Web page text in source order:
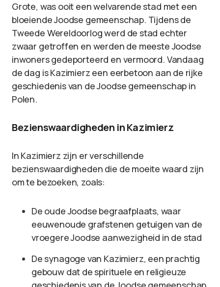
Grote, was ooit een welvarende stad met een
bloeiende Joodse gemeenschap. Tijdens de
Tweede Wereldoorlog werd de stad echter
zwaar getroffen en werden de meeste Joodse
inwoners gedeporteerd en vermoord. Vandaag
de dag is Kazimierz een eerbetoon aan de rijke
geschiedenis van de Joodse gemeenschap in
Polen.
Bezienswaardigheden in Kazimierz
In Kazimierz zijn er verschillende
bezienswaardigheden die de moeite waard zijn
om te bezoeken, zoals:
De oude Joodse begraafplaats, waar
eeuwenoude grafstenen getuigen van de
vroegere Joodse aanwezigheid in de stad
De synagoge van Kazimierz, een prachtig
gebouw dat de spirituele en religieuze